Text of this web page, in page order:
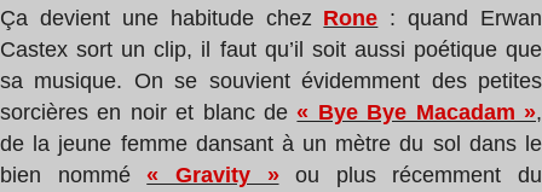
Ça devient une habitude chez Rone : quand Erwan
Castex sort un clip, il faut qu’il soit aussi poétique que
sa musique. On se souvient évidemment des petites
sorcières en noir et blanc de« Bye Bye Macadam »,
de la jeune femme dansant à un mètre du sol dans le
bien nommé« Gravity »ou plus récemment du